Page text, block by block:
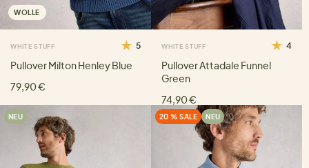
WOLLE
WHITE STUFF 5
Pullover Milton Henley Blue
79,90 €
WHITE STUFF 4
Pullover Attadale Funnel
Green
74,90 €
NEU 20 % SALE NEU